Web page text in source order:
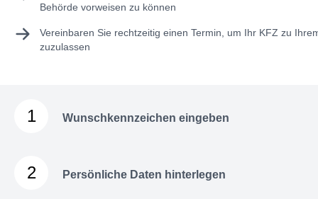
Behörde vorweisen zu können
Vereinbaren Sie rechtzeitig einen Termin, um Ihr KFZ zu
zuzulassen
1 Wunschkennzeichen eingeben
2 Persönliche Daten hinterlegen